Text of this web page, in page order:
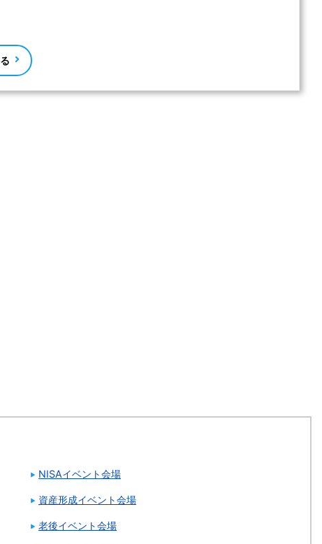
NISAイベント会場
資産形成イベント会場
老後イベント会場